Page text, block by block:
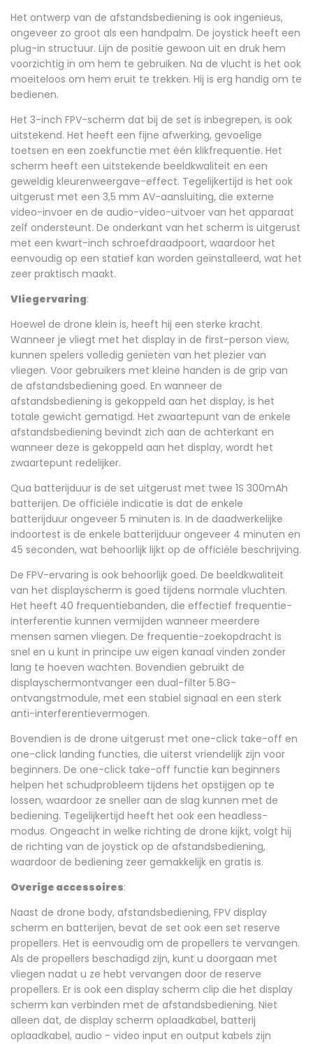
Het ontwerp van de afstandsbediening is ook ingenieus,
ongeveer zo groot als een handpalm. De joystick heeft een
plug-in structuur. Lijn de positie gewoon uit en druk hem
voorzichtig in om hem te gebruiken. Na de vlucht is het ook
moeiteloos om hem eruit te trekken. Hij is erg handig om te
bedienen.
Het 3-inch FPV-scherm dat bij de set is inbegrepen, is ook
uitstekend. Het heeft een fijne afwerking, gevoelige
toetsen en een zoekfunctie met één klikfrequentie. Het
scherm heeft een uitstekende beeldkwaliteit en een
geweldig kleurenweergave-effect. Tegelijkertijd is het ook
uitgerust met een 3,5 mm AV-aansluiting, die externe
video-invoer en de audio-video-uitvoer van het apparaat
zelf ondersteunt. De onderkant van het scherm is uitgerust
met een kwart-inch schroefdraadpoort, waardoor het
eenvoudig op een statief kan worden geïnstalleerd, wat het
zeer praktisch maakt.
Vliegervaring:
Hoewel de drone klein is, heeft hij een sterke kracht.
Wanneer je vliegt met het display in de first-person view,
kunnen spelers volledig genieten van het plezier van
vliegen. Voor gebruikers met kleine handen is de grip van
de afstandsbediening goed. En wanneer de
afstandsbediening is gekoppeld aan het display, is het
totale gewicht gematigd. Het zwaartepunt van de enkele
afstandsbediening bevindt zich aan de achterkant en
wanneer deze is gekoppeld aan het display, wordt het
zwaartepunt redelijker.
Qua batterijduur is de set uitgerust met twee 1S 300mAh
batterijen. De officiële indicatie is dat de enkele
batterijduur ongeveer 5 minuten is. In de daadwerkelijke
indoortest is de enkele batterijduur ongeveer 4 minuten en
45 seconden, wat behoorlijk lijkt op de officiële beschrijving.
De FPV-ervaring is ook behoorlijk goed. De beeldkwaliteit
van het displayscherm is goed tijdens normale vluchten.
Het heeft 40 frequentiebanden, die effectief frequentie-
interferentie kunnen vermijden wanneer meerdere
mensen samen vliegen. De frequentie-zoekopdracht is
snel en u kunt in principe uw eigen kanaal vinden zonder
lang te hoeven wachten. Bovendien gebruikt de
displayschermontvanger een dual-filter 5.8G-
ontvangstmodule, met een stabiel signaal en een sterk
anti-interferentievermogen.
Bovendien is de drone uitgerust met one-click take-off en
one-click landing functies, die uiterst vriendelijk zijn voor
beginners. De one-click take-off functie kan beginners
helpen het schudprobleem tijdens het opstijgen op te
lossen, waardoor ze sneller aan de slag kunnen met de
bediening. Tegelijkertijd heeft het ook een headless-
modus. Ongeacht in welke richting de drone kijkt, volgt hij
de richting van de joystick op de afstandsbediening,
waardoor de bediening zeer gemakkelijk en gratis is.
Overige accessoires:
Naast de drone body, afstandsbediening, FPV display
scherm en batterijen, bevat de set ook een set reserve
propellers. Het is eenvoudig om de propellers te vervangen.
Als de propellers beschadigd zijn, kunt u doorgaan met
vliegen nadat u ze hebt vervangen door de reserve
propellers. Er is ook een display scherm clip die het display
scherm kan verbinden met de afstandsbediening. Niet
alleen dat, de display scherm oplaadkabel, batterij
oplaadkabel, audio - video input en output kabels zijn